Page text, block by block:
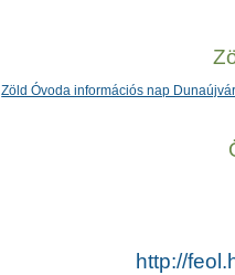
Zöld Óvoda információs nap
http://